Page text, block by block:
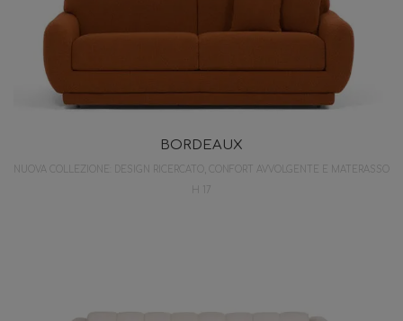
BORDEAUX
NUOVA COLLEZIONE: DESIGN RICERCATO, CONFORT AVVOLGENTE E MATERASSO
H 17